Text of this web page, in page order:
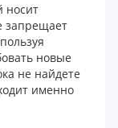
носит
запрещает
новые
не найдете
именно